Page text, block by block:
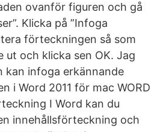
ovanför figuren och gå
Klicka på ”Infoga
förteckningen så som
ut och klicka sen OK. Jag
kan infoga erkännande
i Word 2011 för mac WORD
I Word kan du
innehållsförteckning och